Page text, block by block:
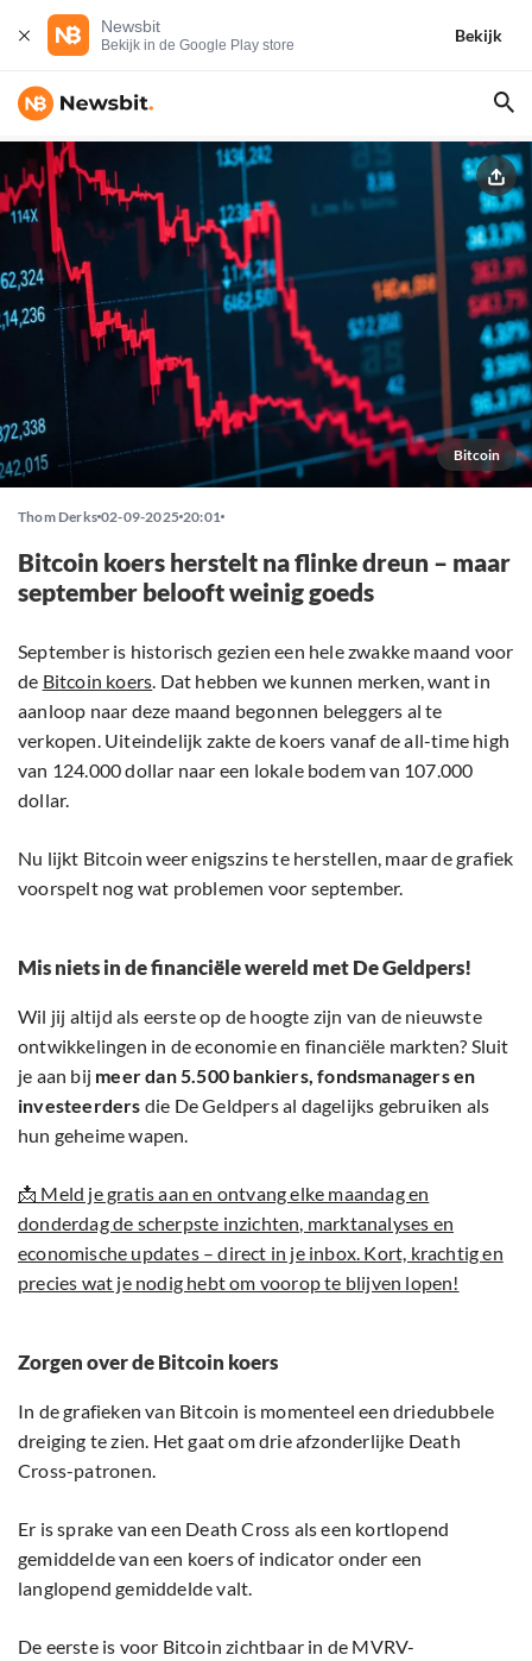
Newsbit
Bekijk in de Google Play store
Bekijk
Bitcoin
Thom Derks 02-09-2025 20:01
Bitcoin koers herstelt na flinke dreun – maar
september belooft weinig goeds
September is historisch gezien een hele zwakke maand voor
de Bitcoin koers. Dat hebben we kunnen merken, want in
aanloop naar deze maand begonnen beleggers al te
verkopen. Uiteindelijk zakte de koers vanaf de all-time high
van 124.000 dollar naar een lokale bodem van 107.000
dollar.
Nu lijkt Bitcoin weer enigszins te herstellen, maar de grafiek
voorspelt nog wat problemen voor september.
Mis niets in de financiële wereld met De Geldpers!
Wil jij altijd als eerste op de hoogte zijn van de nieuwste
ontwikkelingen in de economie en financiële markten? Sluit
je aan bij meer dan 5.500 bankiers, fondsmanagers en
investeerders die De Geldpers al dagelijks gebruiken als
hun geheime wapen.
📩 Meld je gratis aan en ontvang elke maandag en
donderdag de scherpste inzichten, marktanalyses en
economische updates – direct in je inbox. Kort, krachtig en
precies wat je nodig hebt om voorop te blijven lopen!
Zorgen over de Bitcoin koers
In de grafieken van Bitcoin is momenteel een driedubbele
dreiging te zien. Het gaat om drie afzonderlijke Death
Cross-patronen.
Er is sprake van een Death Cross als een kortlopend
gemiddelde van een koers of indicator onder een
langlopend gemiddelde valt.
De eerste is voor Bitcoin zichtbaar in de MVRV-